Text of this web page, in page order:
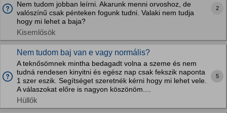
Nem tudom jobban leírni. Akarunk menni orvoshoz, de
valószínű csak pénteken fogunk tudni. Valaki nem tudja
hogy mi lehet a baja?
Kisemlősök
2
Nem tudom baj van e vagy normális?
A teknősömnek mintha bedagadt volna a szeme és nem
tudná rendesen kinyitni és egész nap csak fekszik naponta
1 szer eszik. Segítséget szeretnék kérni hogy mi lehet vele.
A válaszokat előre is nagyon köszönöm....
Hüllők
5